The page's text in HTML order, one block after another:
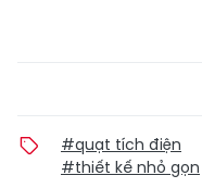
#quạt tích điện
#thiết kế nhỏ gọn